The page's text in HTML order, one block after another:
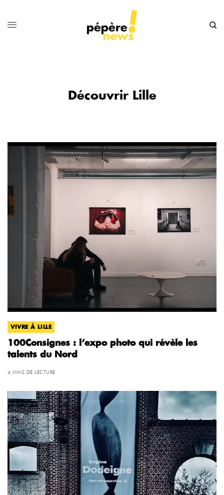
Découvrir Lille
VIVRE À LILLE
100Consignes : l’expo photo qui révèle les
talents du Nord
4 MINS DE LECTURE